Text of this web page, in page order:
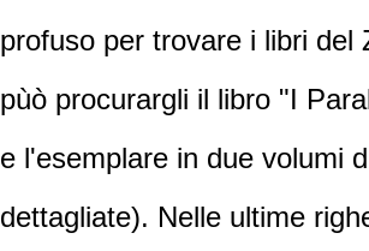
profuso per trovare i libri del
pùò procurargli il libro "I
e l'esemplare in due volumi
dettagliate). Nelle ultime